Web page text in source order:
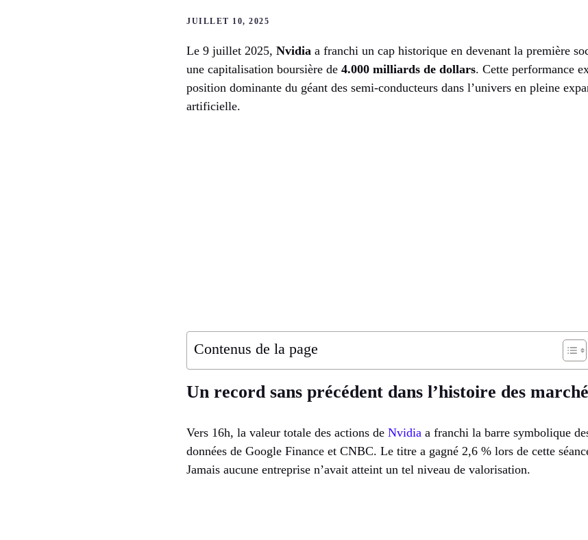
JUILLET 10, 2025
Le 9 juillet 2025, Nvidia a franchi un cap historique en devenant la première
une capitalisation boursière de 4.000 milliards de dollars. Cette performance
position dominante du géant des semi-conducteurs dans l’univers en pleine
artificielle.
Contenus de la page
Un record sans précédent dans l’histoire des
Vers 16h, la valeur totale des actions de Nvidia a franchi la barre symbolique
données de Google Finance et CNBC. Le titre a gagné 2,6 % lors de cette
Jamais aucune entreprise n’avait atteint un tel niveau de valorisation.